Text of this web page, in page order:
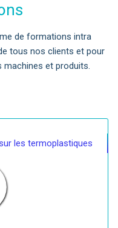
de formations intra
tous nos clients et pour
et produits.
les termoplastiques